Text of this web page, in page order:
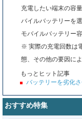
充電したい端末の容
バイルバッテリーを選
モバイルバッテリー
※ 実際の充電回数は
態、その他の要因に
もっとヒット記事
バッテリーを劣化
おすすめ特集